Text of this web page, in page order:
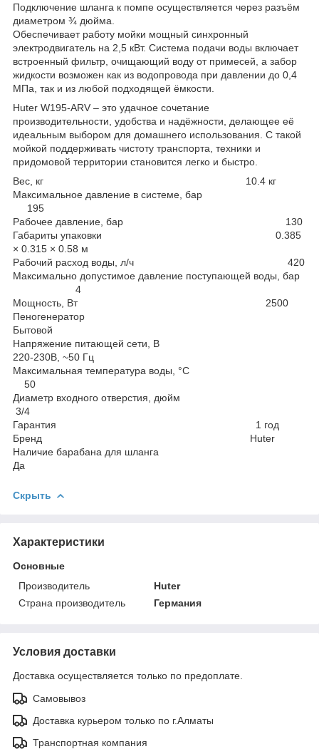
Подключение шланга к помпе осуществляется через разъём
диаметром ¾ дюйма.
Обеспечивает работу мойки мощный синхронный
электродвигатель на 2,5 кВт. Система подачи воды включает
встроенный фильтр, очищающий воду от примесей, а забор
жидкости возможен как из водопровода при давлении до 0,4
МПа, так и из любой подходящей ёмкости.
Huter W195-ARV – это удачное сочетание
производительности, удобства и надёжности, делающее её
идеальным выбором для домашнего использования. С такой
мойкой поддерживать чистоту транспорта, техники и
придомовой территории становится легко и быстро.
Вес, кг 10.4 кг
Максимальное давление в системе, бар
195
Рабочее давление, бар 130
Габариты упаковки 0.385
× 0.315 × 0.58 м
Рабочий расход воды, л/ч 420
Максимально допустимое давление поступающей воды, бар
4
Мощность, Вт 2500
Пеногенератор
Бытовой
Напряжение питающей сети, В
220-230В, ~50 Гц
Максимальная температура воды, °С
50
Диаметр входного отверстия, дюйм
3/4
Гарантия 1 год
Бренд Huter
Наличие барабана для шланга
Да
Скрыть
Характеристики
Основные
Производитель
Huter
Страна производитель
Германия
Условия доставки
Доставка осуществляется только по предоплате.
Самовывоз
Доставка курьером только по г.Алматы
Транспортная компания